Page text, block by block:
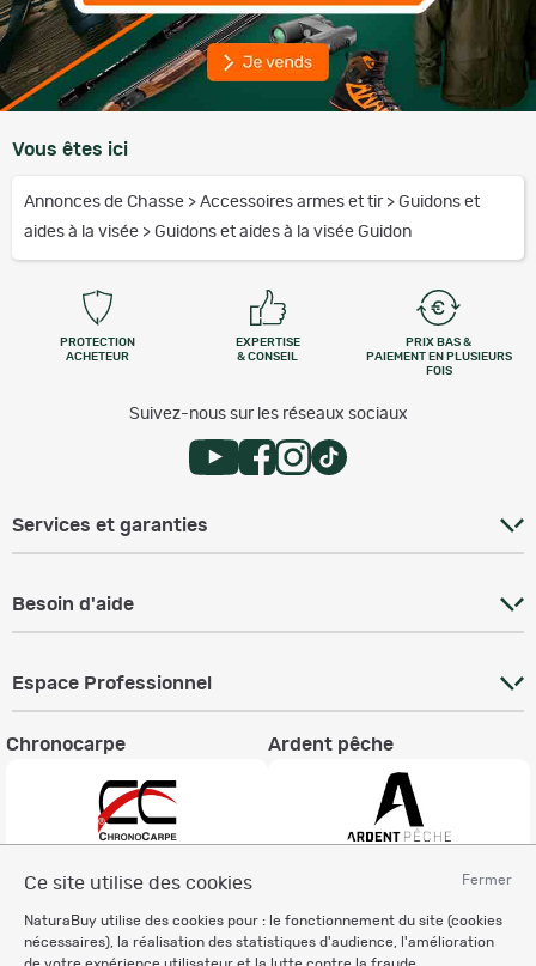
Fermer
Ce site utilise des cookies
NaturaBuy utilise des cookies pour : le fonctionnement du site (cookies
nécessaires), la réalisation des statistiques d'audience, l'amélioration
Vous êtes ici
Annonces de Chasse > Accessoires armes et tir > Guidons et
aides à la visée > Guidons et aides à la visée Guidon
PROTECTION
ACHETEUR
EXPERTISE
& CONSEIL
PRIX BAS &
PAIEMENT EN PLUSIEURS
FOIS
Suivez-nous sur les réseaux sociaux
Services et garanties
Besoin d'aide
Espace Professionnel
Chronocarpe Ardent pêche
Charte éthique
Mentions légales